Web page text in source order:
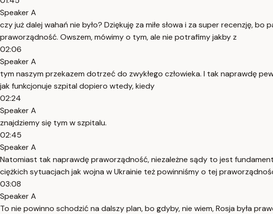
Speaker A
czy już dalej wahań nie było? Dziękuję za miłe słowa i za super recenzję,
praworządność. Owszem, mówimy o tym, ale nie potrafimy jakby z
02:06
Speaker A
tym naszym przekazem dotrzeć do zwykłego człowieka. I tak naprawdę
jak funkcjonuje szpital dopiero wtedy, kiedy
02:24
Speaker A
znajdziemy się tym w szpitalu.
02:45
Speaker A
Natomiast tak naprawdę praworządność, niezależne sądy to jest
ciężkich sytuacjach jak wojna w Ukrainie też powinniśmy o tej
03:08
Speaker A
To nie powinno schodzić na dalszy plan, bo gdyby, nie wiem, Rosja była